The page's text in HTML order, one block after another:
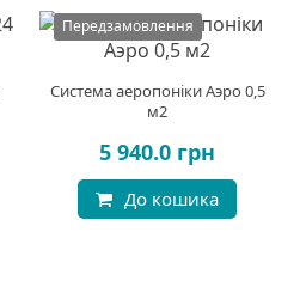
Передзамовлення
Система аеропоніки Аэро 0,5
м2
5 940.0 грн
До кошика